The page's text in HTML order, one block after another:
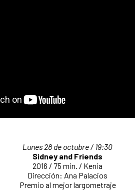
Lunes 28 de octubre / 19:30
Sidney and Friends
2016 / 75 min. / Kenia
Dirección: Ana Palacios
Premio al mejor largometraje